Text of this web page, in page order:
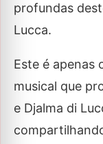
profundas
Lucca.
Este é apenas
musical que
e Djalma di